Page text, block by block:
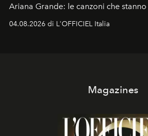
Ariana Grande: le canzoni che
colonna sonora della stagione.
04.08.2026 di L'OFFICIEL Italia
Magazines